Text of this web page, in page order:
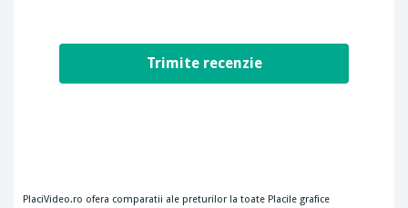
PlaciVideo.ro ofera comparatii ale preturilor la toate Placile grafice